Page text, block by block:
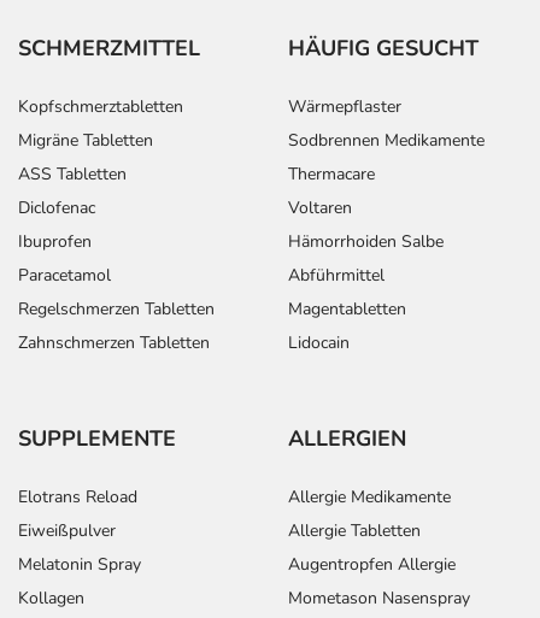
SCHMERZMITTEL
Kopfschmerztabletten
Migräne Tabletten
ASS Tabletten
Diclofenac
Ibuprofen
Paracetamol
Regelschmerzen Tabletten
Zahnschmerzen Tabletten
HÄUFIG GESUCHT
Wärmepflaster
Sodbrennen Medikamente
Thermacare
Voltaren
Hämorrhoiden Salbe
Abführmittel
Magentabletten
Lidocain
SUPPLEMENTE
Elotrans Reload
Eiweißpulver
Melatonin Spray
Kollagen
ALLERGIEN
Allergie Medikamente
Allergie Tabletten
Augentropfen Allergie
Mometason Nasenspray